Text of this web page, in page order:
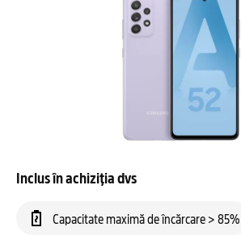
Inclus în achiziția dvs
Capacitate maximă de încărcare > 85%